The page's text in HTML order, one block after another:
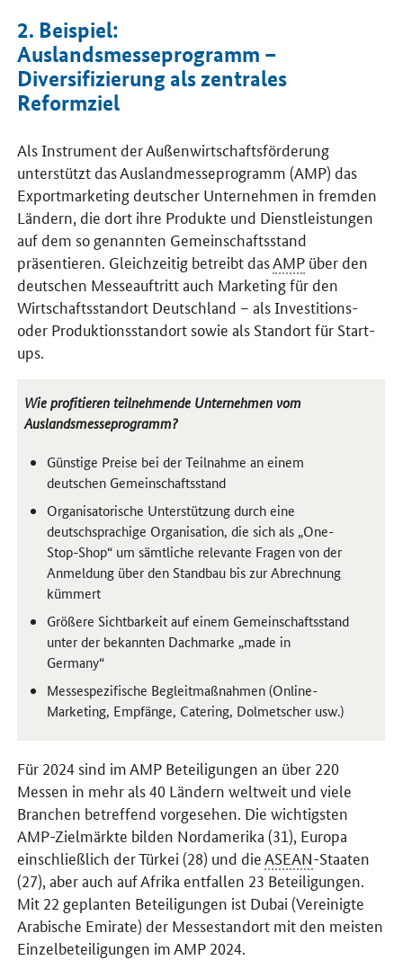
2. Beispiel:
Auslandsmesseprogramm –
Diversifizierung als zentrales
Reformziel
Als Instrument der Außenwirtschaftsförderung
unterstützt das Auslandmesseprogramm (AMP) das
Exportmarketing deutscher Unternehmen in fremden
Ländern, die dort ihre Produkte und Dienstleistungen
auf dem so genannten Gemeinschaftsstand
präsentieren. Gleichzeitig betreibt dasAMP über den
deutschen Messeauftritt auch Marketing für den
Wirtschaftsstandort Deutschland – als Investitions-
oder Produktionsstandort sowie als Standort für Start-
ups.
Wie profitieren teilnehmende Unternehmen vom
Auslandsmesseprogramm?
Günstige Preise bei der Teilnahme an einem
deutschen Gemeinschaftsstand
Organisatorische Unterstützung durch eine
deutschsprachige Organisation, die sich als „One-
Stop-Shop“ um sämtliche relevante Fragen von der
Anmeldung über den Standbau bis zur Abrechnung
kümmert
Größere Sichtbarkeit auf einem Gemeinschaftsstand
unter der bekannten Dachmarke „made in
Germany“
Messespezifische Begleitmaßnahmen (Online-
Marketing, Empfänge, Catering, Dolmetscher usw.)
Für 2024 sind im AMP Beteiligungen an über 220
Messen in mehr als 40 Ländern weltweit und viele
Branchen betreffend vorgesehen. Die wichtigsten
AMP-Zielmärkte bilden Nordamerika (31), Europa
einschließlich der Türkei (28) und dieASEAN-Staaten
(27), aber auch auf Afrika entfallen 23 Beteiligungen.
Mit 22 geplanten Beteiligungen ist Dubai (Vereinigte
Arabische Emirate) der Messestandort mit den meisten
Einzelbeteiligungen im AMP 2024.